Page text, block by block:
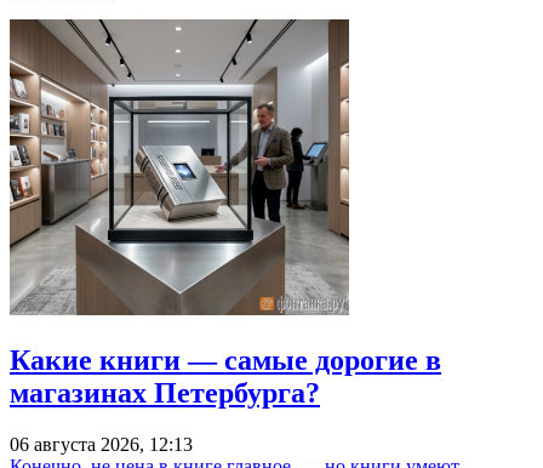
Какие книги — самые дорогие в
магазинах Петербурга?
06 августа 2026, 12:13